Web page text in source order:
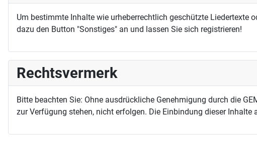
Um bestimmte Inhalte wie urheberrechtlich geschützte Liedertexte
dazu den Button "Sonstiges" an und lassen Sie sich registrieren!
Rechtsvermerk
Bitte beachten Sie: Ohne ausdrückliche Genehmigung durch die
zur Verfügung stehen, nicht erfolgen. Die Einbindung dieser